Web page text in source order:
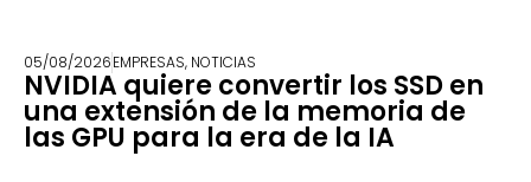
05/08/2026EMPRESAS, NOTICIAS
NVIDIA quiere convertir los SSD en
una extensión de la memoria de
las GPU para la era de la IA